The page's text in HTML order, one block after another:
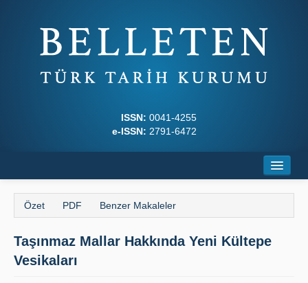
ISSN: 0041-4255
e-ISSN: 2791-6472
Hakkında
Dergi Kurulları
Özet PDF Benzer Makaleler
Taşınmaz Mallar Hakkında Yeni Kültepe
Vesikaları